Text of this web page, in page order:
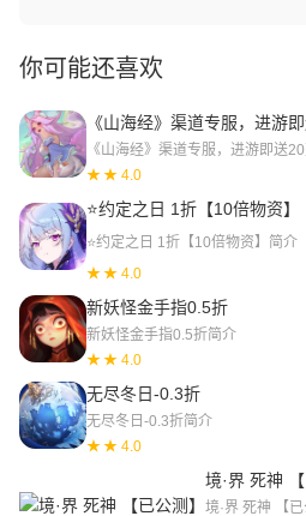
你可能还喜欢
《山海经》渠道专服，进游
《山海经》渠道专服，进游即送
★ 4.0
⭐约定之日 1折【10倍物资】
⭐约定之日 1折【10倍物资】简介
★ 4.0
新妖怪金手指0.5折
新妖怪金手指0.5折简介
★ 4.0
无尽冬日-0.3折
无尽冬日-0.3折简介
★ 4.0
境·界 死神 【
境·界 死神 【